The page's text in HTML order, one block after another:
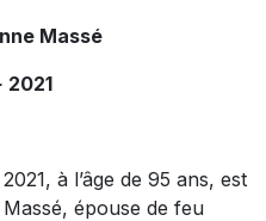
Massé
2021
à l’âge de 95 ans, est
épouse de feu